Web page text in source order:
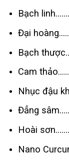
Bạch
Đại
Bạch
Cam
Nhục đậu
Đẳng
Hoài
Nano